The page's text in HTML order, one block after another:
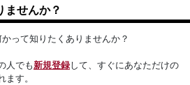
ませんか？
って知りたくありませんか？
人でも新規登録して、すぐにあなただけの
す。